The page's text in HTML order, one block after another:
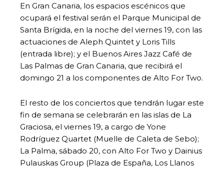
En Gran Canaria, los espacios escénicos que
ocupará el festival serán el Parque Municipal de
Santa Brígida, en la noche del viernes 19, con las
actuaciones de Aleph Quintet y Loris Tills
(entrada libre); y el Buenos Aires Jazz Café de
Las Palmas de Gran Canaria, que recibirá el
domingo 21 a los componentes de Alto For Two.
El resto de los conciertos que tendrán lugar este
fin de semana se celebrarán en las islas de La
Graciosa, el viernes 19, a cargo de Yone
Rodríguez Quartet (Muelle de Caleta de Sebo);
La Palma, sábado 20, con Alto For Two y Dainius
Pulauskas Group (Plaza de España, Los Llanos